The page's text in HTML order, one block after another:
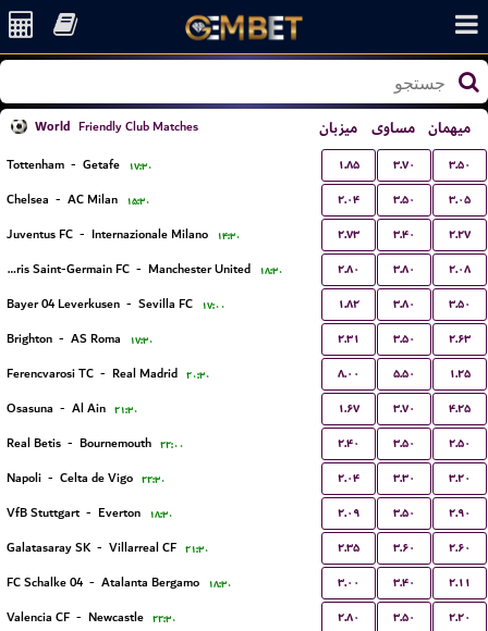
World Friendly Club Matches میزبان مساوی میهمان
Tottenham - Getafe ۱۷:۳۰ ۱.۸۵ ۳.۷۰ ۳.۵۰
Chelsea - AC Milan ۱۵:۳۰ ۲.۰۴ ۳.۵۰ ۳.۰۵
Juventus FC - Internazionale Milano ۱۴:۳۰ ۲.۷۳ ۳.۴۰ ۲.۲۷
Paris Saint-Germain FC - Manchester United ۱۸:۳۰ ۲.۸۰ ۳.۸۰ ۲.۰۸
Bayer 04 Leverkusen - Sevilla FC ۱۷:۰۰ ۱.۸۲ ۳.۸۰ ۳.۵۰
Brighton - AS Roma ۱۷:۳۰ ۲.۳۱ ۳.۵۰ ۲.۶۳
Ferencvarosi TC - Real Madrid ۲۰:۳۰ ۸.۰۰ ۵.۵۰ ۱.۲۵
Osasuna - Al Ain ۲۱:۳۰ ۱.۶۷ ۳.۷۰ ۴.۲۵
Real Betis - Bournemouth ۲۲:۰۰ ۲.۴۰ ۳.۵۰ ۲.۵۰
Napoli - Celta de Vigo ۲۲:۳۰ ۲.۰۴ ۳.۳۰ ۳.۲۰
VfB Stuttgart - Everton ۱۸:۳۰ ۲.۰۹ ۳.۵۰ ۲.۹۰
Galatasaray SK - Villarreal CF ۲۱:۳۰ ۲.۳۵ ۳.۶۰ ۲.۶۰
FC Schalke 04 - Atalanta Bergamo ۱۸:۳۰ ۳.۰۰ ۳.۴۰ ۲.۱۱
Valencia CF - Newcastle ۲۲:۳۰ ۲.۸۰ ۳.۵۰ ۲.۲۰